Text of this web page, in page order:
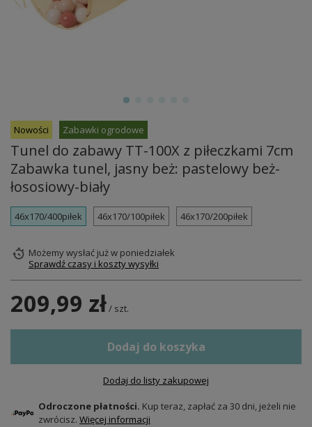
Nowości Zabawki ogrodowe
Tunel do zabawy TT-100X z piłeczkami 7cm
Zabawka tunel, jasny beż: pastelowy beż-
łososiowy-biały
46x170/400piłek 46x170/100piłek 46x170/200piłek
Możemy wysłać jużw poniedziałek
Sprawdź czasy i koszty wysyłki
209,99 zł/ szt.
Dodaj do koszyka
Dodaj do listy zakupowej
Odroczone płatności. Kup teraz, zapłać za 30 dni, jeżeli nie
zwrócisz. Więcej informacji